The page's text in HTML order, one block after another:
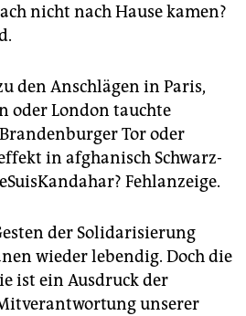
nicht nach Hause kamen?
den Anschlägen in Paris,
oder London tauchte
Tor oder
in afghanisch Schwarz-
Fehlanzeige.
der Solidarisierung
wieder lebendig. Doch die
ist ein Ausdruck der
unserer